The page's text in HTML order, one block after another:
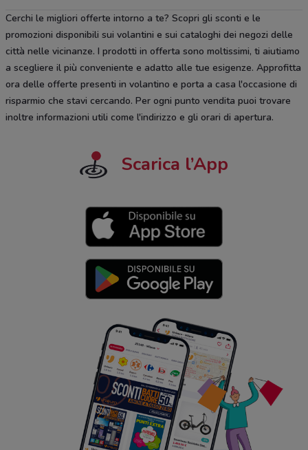
Cerchi le migliori offerte intorno a te? Scopri gli sconti e le
promozioni disponibili sui volantini e sui cataloghi dei negozi delle
città nelle vicinanze. I prodotti in offerta sono moltissimi, ti aiutiamo
a scegliere il più conveniente e adatto alle tue esigenze. Approfitta
ora delle offerte presenti in volantino e porta a casa l'occasione di
risparmio che stavi cercando. Per ogni punto vendita puoi trovare
inoltre informazioni utili come l'indirizzo e gli orari di apertura.
Scarica l’App